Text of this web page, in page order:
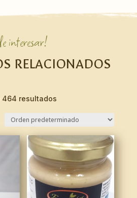
interesar!
RELACIONADOS
464 resultados